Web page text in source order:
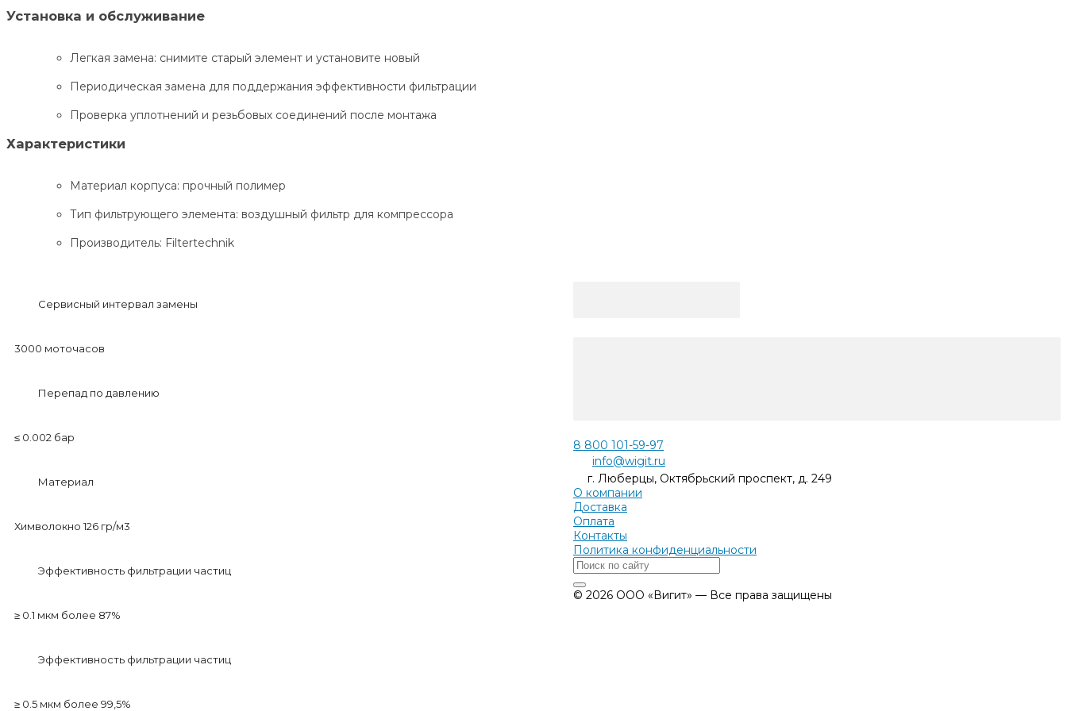
Установка и обслуживание
Легкая замена: снимите старый элемент и установите новый
Периодическая замена для поддержания эффективности фильтрации
Проверка уплотнений и резьбовых соединений после монтажа
Характеристики
Материал корпуса: прочный полимер
Тип фильтрующего элемента: воздушный фильтр для компрессора
Производитель: Filtertechnik
Сервисный интервал замены
3000 моточасов
Перепад по давлению
≤ 0.002 бар
Материал
Химволокно 126 гр/м3
Эффективность фильтрации частиц
≥ 0.1 мкм более 87%
Эффективность фильтрации частиц
≥ 0.5 мкм более 99,5%
8 800 101-59-97
info@wigit.ru
г. Люберцы, Октябрьский проспект, д. 249
О компании
Доставка
Оплата
Контакты
Политика конфиденциальности
© 2026 ООО «Вигит» — Все права защищены